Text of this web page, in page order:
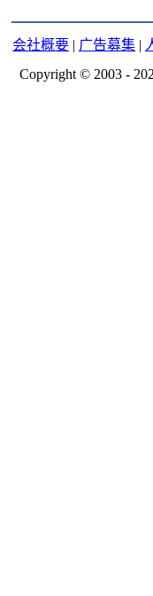
会社概要 | 广告募集 |
Copyright © 2003 -